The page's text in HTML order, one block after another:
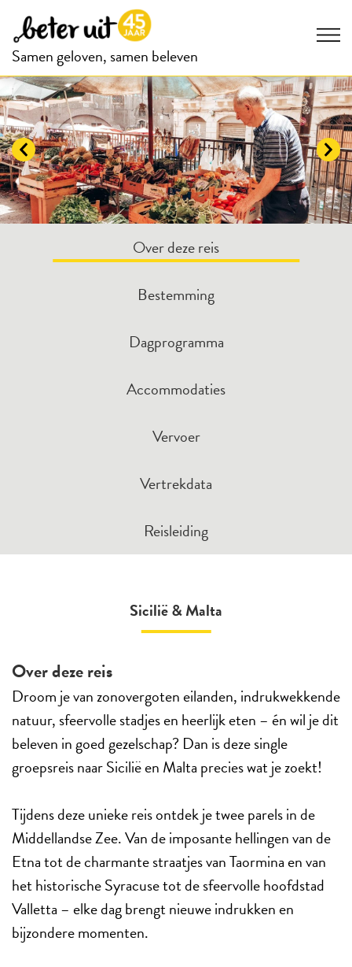
Samen geloven, samen beleven
Over deze reis
Bestemming
Dagprogramma
Accommodaties
Vervoer
Vertrekdata
Reisleiding
Sicilië & Malta
Over deze reis
Droom je van zonovergoten eilanden, indrukwekkende
natuur, sfeervolle stadjes en heerlijk eten – én wil je dit
beleven in goed gezelschap? Dan is deze single
groepsreis naar Sicilië en Malta precies wat je zoekt!
Tijdens deze unieke reis ontdek je twee parels in de
Middellandse Zee. Van de imposante hellingen van de
Etna tot de charmante straatjes van Taormina en van
het historische Syracuse tot de sfeervolle hoofdstad
Valletta – elke dag brengt nieuwe indrukken en
bijzondere momenten.